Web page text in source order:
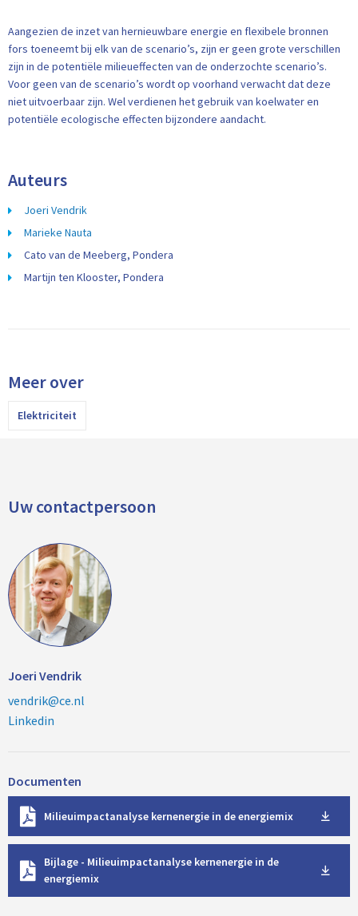
Aangezien de inzet van hernieuwbare energie en flexibele bronnen
fors toeneemt bij elk van de scenario’s, zijn er geen grote verschillen
zijn in de potentiële milieueffecten van de onderzochte scenario’s.
Voor geen van de scenario’s wordt op voorhand verwacht dat deze
niet uitvoerbaar zijn. Wel verdienen het gebruik van koelwater en
potentiële ecologische effecten bijzondere aandacht.
Auteurs
Joeri Vendrik
Marieke Nauta
Cato van de Meeberg, Pondera
Martijn ten Klooster, Pondera
Meer over
Elektriciteit
Uw contactpersoon
Joeri Vendrik
vendrik@ce.nl
Linkedin
Documenten
Milieuimpactanalyse kernenergie in de energiemix
w
Bijlage - Milieuimpactanalyse kernenergie in de
energiemix
n